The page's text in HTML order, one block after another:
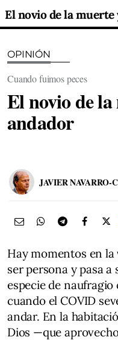
El novio de la muerte
OPINIÓN
Cuando fuimos peces
El novio de
andador
JAVIER NAVARRO-
Hay momentos en la
ser persona y pasa
especie de
cuando el COVID
andar. En la
Dios —que